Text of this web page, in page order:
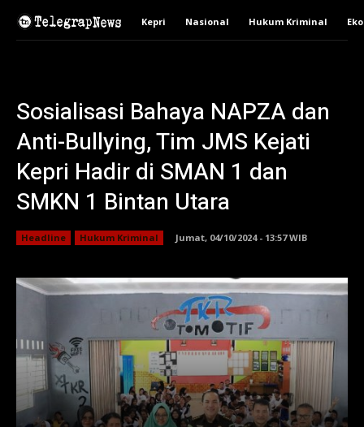
Kepri Nasional Hukum Kriminal
Sosialisasi Bahaya NAPZA dan
Anti-Bullying, Tim JMS Kejati
Kepri Hadir di SMAN 1 dan
SMKN 1 Bintan Utara
Headline Hukum Kriminal Jumat, 04/10/2024 - 13:57 WIB